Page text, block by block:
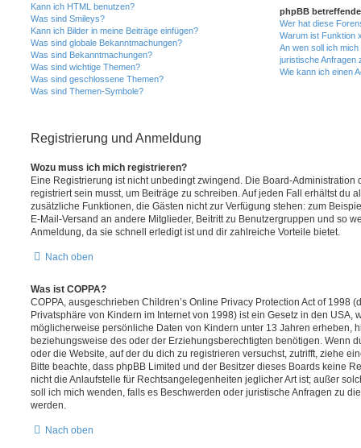
Kann ich HTML benutzen?
Was sind Smileys?
Kann ich Bilder in meine Beiträge einfügen?
Was sind globale Bekanntmachungen?
Was sind Bekanntmachungen?
Was sind wichtige Themen?
Was sind geschlossene Themen?
Was sind Themen-Symbole?
phpBB
Wer hat diese
Warum ist Funktion
An wen soll ich
juristische Anfragen
Wie kann ich einen
Registrierung und Anmeldung
Wozu muss ich mich registrieren?
Eine Registrierung ist nicht unbedingt zwingend. Die Board-Administration
registriert sein musst, um Beiträge zu schreiben. Auf jeden Fall erhältst du
zusätzliche Funktionen, die Gästen nicht zur Verfügung stehen: zum
E-Mail-Versand an andere Mitglieder, Beitritt zu Benutzergruppen und so
Anmeldung, da sie schnell erledigt ist und dir zahlreiche Vorteile bietet.
Nach oben
Was ist COPPA?
COPPA, ausgeschrieben Children’s Online Privacy Protection Act of 1998
Privatsphäre von Kindern im Internet von 1998) ist ein Gesetz in den USA,
möglicherweise persönliche Daten von Kindern unter 13 Jahren erheben,
beziehungsweise des oder der Erziehungsberechtigten benötigen. Wenn
oder die Website, auf der du dich zu registrieren versuchst, zutrifft, ziehe
Bitte beachte, dass phpBB Limited und der Besitzer dieses Boards keine
nicht die Anlaufstelle für Rechtsangelegenheiten jeglicher Art ist; außer
soll ich mich wenden, falls es Beschwerden oder juristische Anfragen zu
werden.
Nach oben